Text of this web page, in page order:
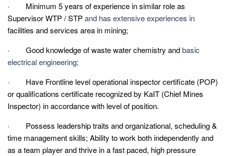
· Minimum 5 years of experience in similar role as
Supervisor WTP / STPand has extensive experiences in
facilities and services area in mining;
· Good knowledge of waste water chemistry andbasic
electrical engineering;
· Have Frontline level operational inspector certificate (POP)
or qualifications certificate recognized by KaIT (Chief Mines
Inspector) in accordance with level of position.
· Possess leadership traits and organizational, scheduling &
time management skills; Ability to work both independently and
as a team player and thrive in a fast paced, high pressure